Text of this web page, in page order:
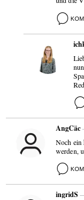
AngCäc
Noch ein
werden,
ingridS